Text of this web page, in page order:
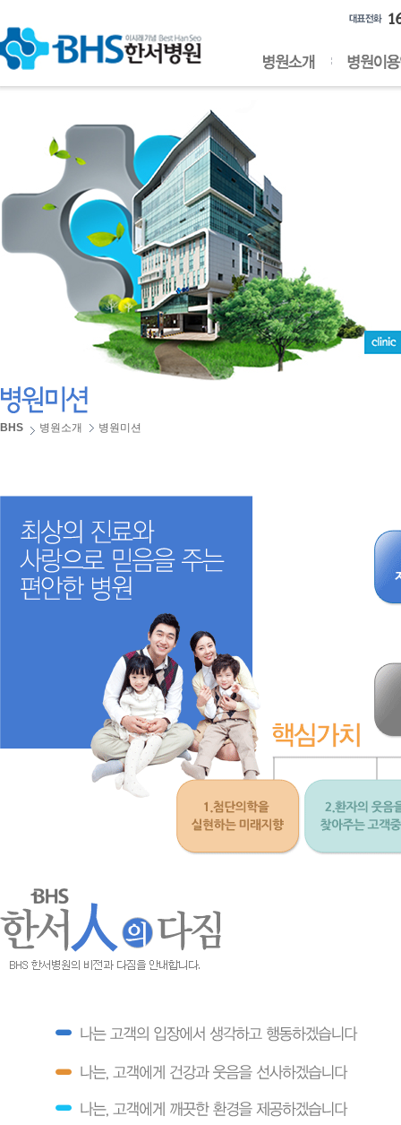
BHS 병원소개 병원미션